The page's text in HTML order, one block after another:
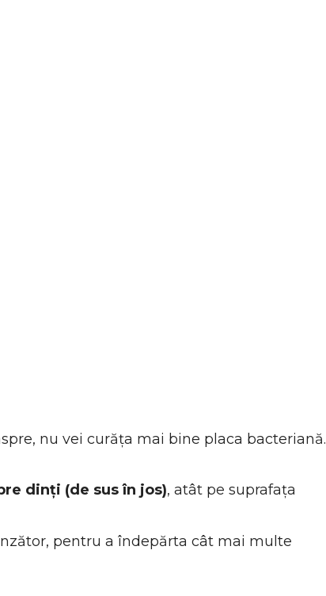
nu vei curăța mai bine placa bacteriană.
dinți (de sus în jos), atât pe suprafața
pentru a îndepărta cât mai multe